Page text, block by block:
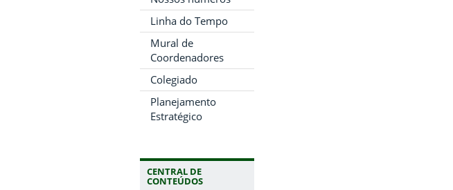
Linha do Tempo
Mural de
Coordenadores
Colegiado
Planejamento
Estratégico
CENTRAL DE
CONTEÚDOS